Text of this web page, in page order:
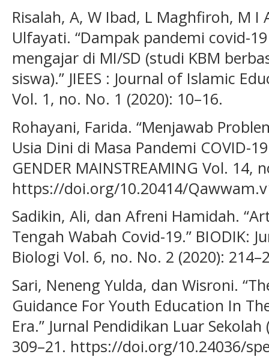
Risalah, A, W Ibad, L Maghfiroh, M I
Ulfayati. “Dampak pandemi covid-
mengajar di MI/SD (studi KBM
siswa).” JIEES : Journal of Islamic
Vol. 1, no. No. 1 (2020): 10–16.
Rohayani, Farida. “Menjawab
Usia Dini di Masa Pandemi COVID-
GENDER MAINSTREAMING Vol. 14,
https://doi.org/10.20414/
Sadikin, Ali, dan Afreni Hamidah.
Tengah Wabah Covid-19.” BIODIK:
Biologi Vol. 6, no. No. 2 (2020):
Sari, Neneng Yulda, dan Wisroni.
Guidance For Youth Education In
Era.” Jurnal Pendidikan Luar
309–21. https://doi.org/10.24036/